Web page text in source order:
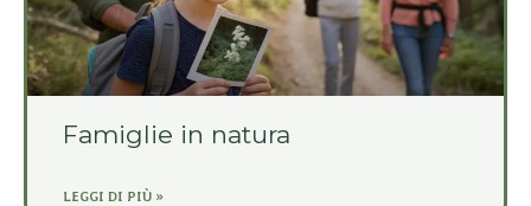
Famiglie in natura
LEGGI DI PIÙ »